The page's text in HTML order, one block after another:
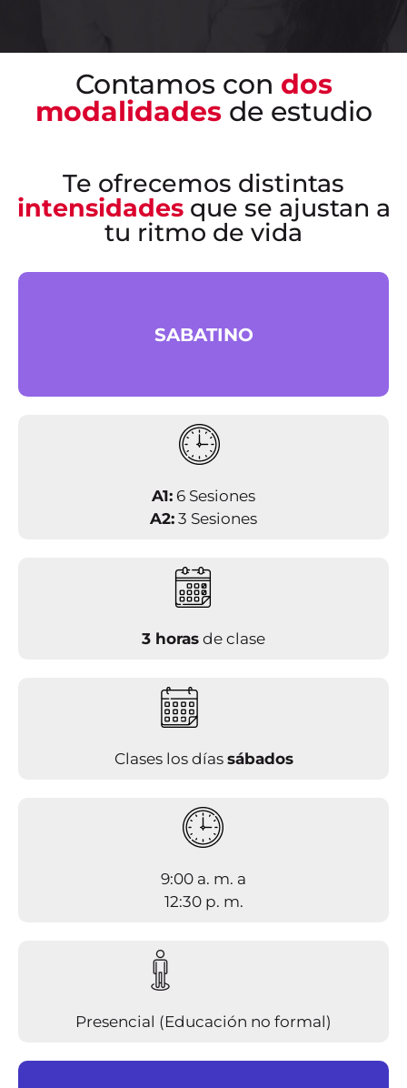
Contamos con dos
modalidadesde estudio
Te ofrecemos distintas
intensidadesque se ajustan a
tu ritmo de vida
SABATINO
A1: 6 Sesiones
A2: 3 Sesiones
3 horas de clase
Clases los días sábados
9:00 a. m. a
12:30 p. m.
Presencial (Educación no formal)